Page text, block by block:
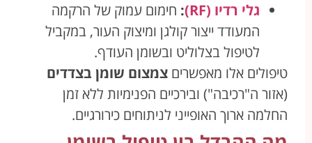
גלי רדיו (RF)
:חימום עמוק של הרקמה
המעודד ייצור קולגן ומיצוק העור, במקביל
לטיפול בצלוליט ובשומן העודף.
טיפולים אלו מאפשריםצמצום שומן בצדדים
(אזור ה"רכיבה") ובירכיים הפנימיות ללא זמן
החלמה ארוך האופייני לניתוחים כירורגיים.